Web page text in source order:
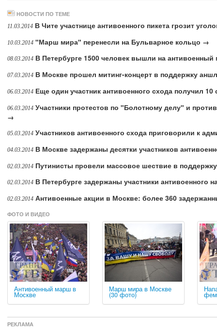
НОВОСТИ ПО ТЕМЕ
11.03.2014 В Чите участнице антивоенного пикета грозит
10.03.2014 "Марш мира" перенесли на Бульварное кольцо →
08.03.2014 В Петербурге 1500 человек вышли на
07.03.2014 В Москве прошел митинг-концерт в поддержку
06.03.2014 Еще один участник антивоенного схода получил 10
06.03.2014 Участники протестов по "Болотному делу" и
→
05.03.2014 Участников антивоенного схода приговорили к
04.03.2014 В Москве задержаны десятки участников
02.03.2014 Путинисты провели массовое шествие в
02.03.2014 В Петербурге задержаны участники антивоенного
02.03.2014 Антивоенные акции в Москве: более 360
ФОТО И ВИДЕО
Антивоенный марш в
Москве
Марш мира в Москве
(30 фото)
РЕКЛАМА